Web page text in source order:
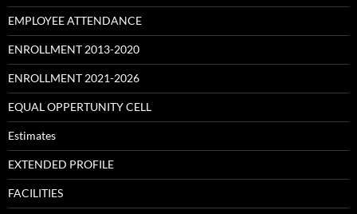
EMPLOYEE ATTENDANCE
ENROLLMENT 2013-2020
ENROLLMENT 2021-2026
EQUAL OPPERTUNITY CELL
Estimates
EXTENDED PROFILE
FACILITIES